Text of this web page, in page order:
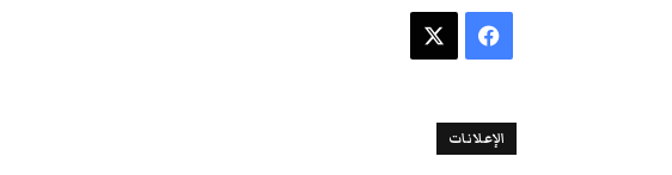
فيسبوك
الإعلانات